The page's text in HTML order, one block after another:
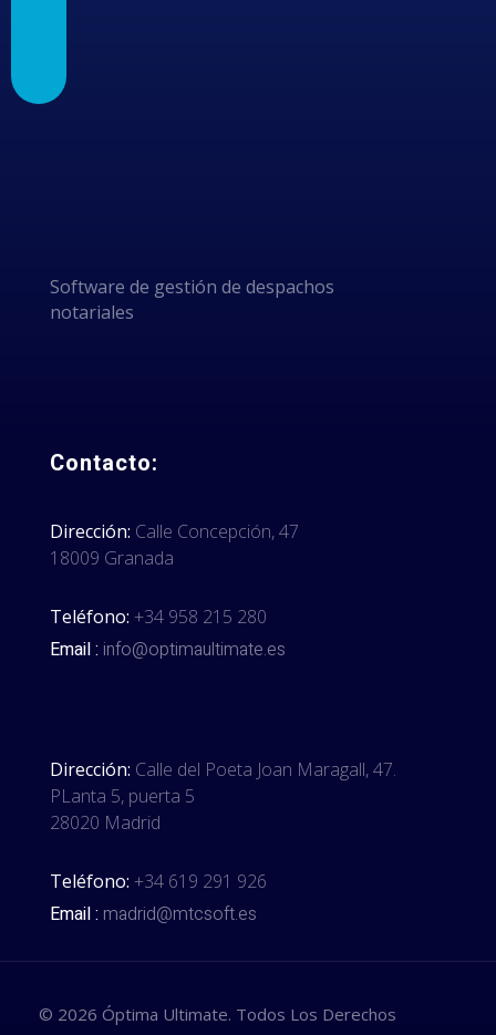
POR
Software de gestión de despachos
notariales
Contacto:
Dirección: Calle Concepción, 47
18009 Granada
Teléfono: +34 958 215 280
Email : info@optimaultimate.es
Dirección: Calle del Poeta Joan Maragall, 47.
PLanta 5, puerta 5
28020 Madrid
Teléfono: +34 619 291 926
Email : madrid@mtcsoft.es
© 2026 Óptima Ultimate. Todos Los Derechos